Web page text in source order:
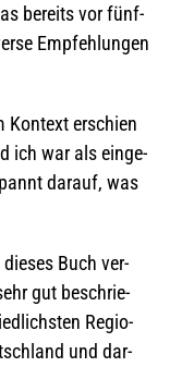
bereits vor fünf­
Emp­feh­lun­gen
Kon­text erschien
ich war als ein­ge­
dar­auf, was
Buch ver­
gut beschrie­
Regio­
und dar­